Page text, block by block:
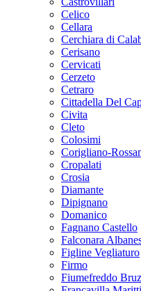
Celico
Cellara
Cerchiara di
Cerisano
Cervicati
Cerzeto
Cetraro
Cittadella Del
Civita
Cleto
Colosimi
Corigliano-
Cropalati
Crosia
Diamante
Dipignano
Domanico
Fagnano Castello
Falconara
Figline Vegliaturo
Firmo
Fiumefreddo